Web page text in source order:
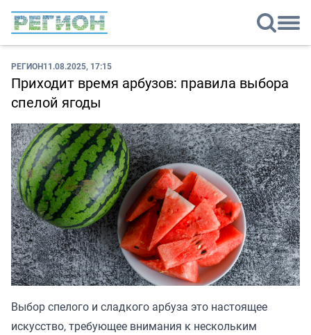
РЕГИОН11.08.2025, 17:15
Приходит время арбузов: правила выбора
спелой ягоды
Выбор спелого и сладкого арбуза это настоящее
искусство, требующее внимания к нескольким